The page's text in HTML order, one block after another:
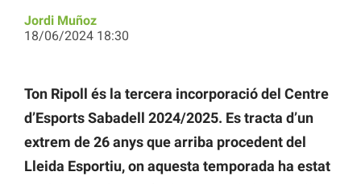
Jordi Muñoz
18/06/2024 18:30
Ton Ripoll és la tercera incorporació del Centre
d’Esports Sabadell 2024/2025. Es tracta d’un
extrem de 26 anys que arriba procedent del
Lleida Esportiu, on aquesta temporada ha estat